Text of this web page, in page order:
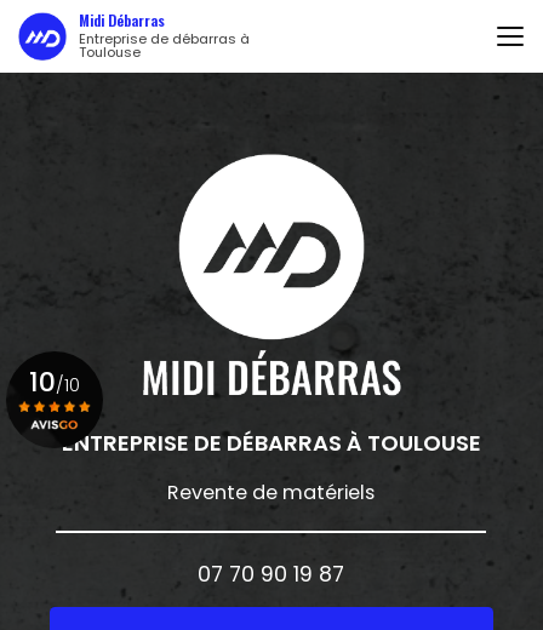
Aller
au
contenu
principal
Midi Débarras
Entreprise de débarras à
Toulouse
ENTREPRISE DE DÉBARRAS À TOULOUSE
Revente de matériels
07 70 90 19 87
10/10